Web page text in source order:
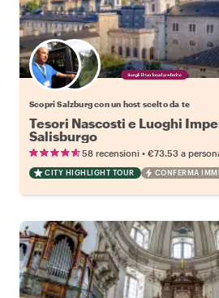
Scegli il tuo local preferito
Scopri Salzburg con un host scelto da te
Tesori Nascosti e Luoghi
Salisburgo
58 recensioni • €73.53 a
CITY HIGHLIGHT TOUR CONFERMA